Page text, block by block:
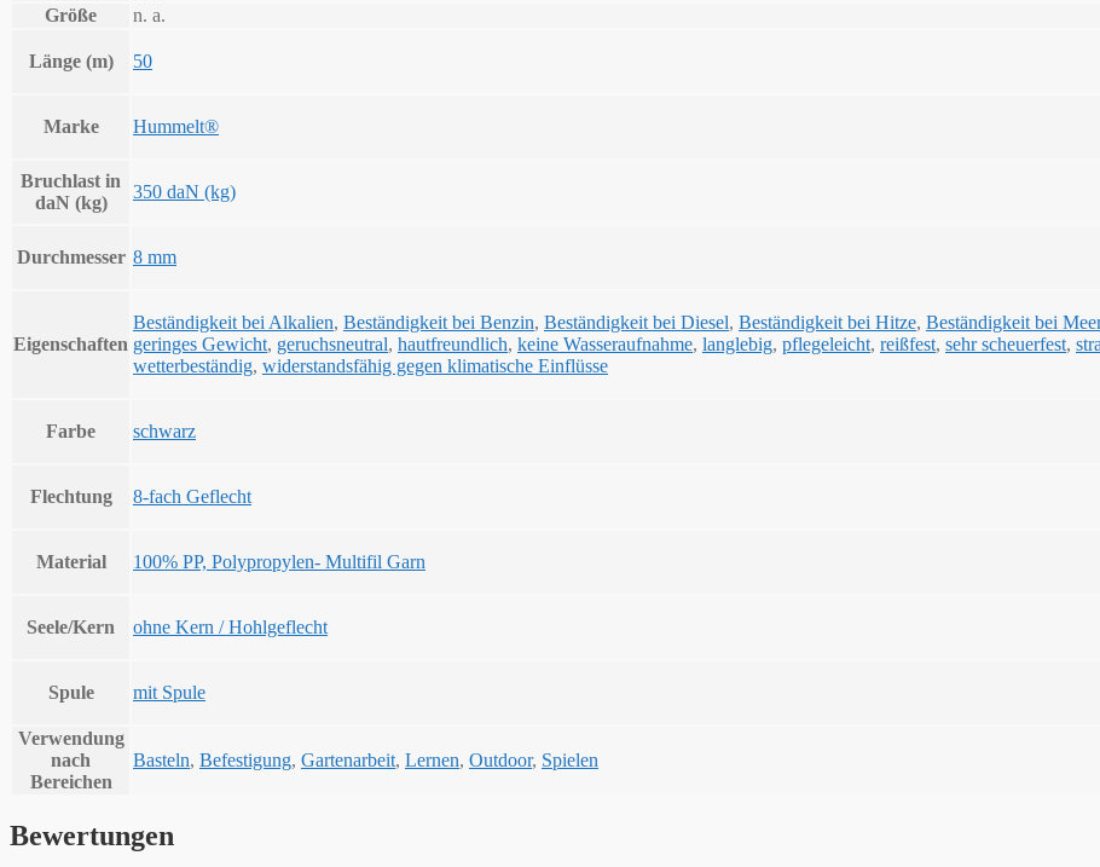
Größe
n. a.
Länge (m) 50
Marke Hummelt®
Bruchlast in
daN (kg)
350 daN (kg)
Durchmesser 8 mm
Eigenschaften
Beständigkeit bei Alkalien, Beständigkeit bei Benzin, Beständigkeit bei Diesel, Beständigkeit bei Hitze, Beständigkeit bei
geringes Gewicht, geruchsneutral, hautfreundlich, keine Wasseraufnahme, langlebig, pflegeleicht, reißfest, sehr scheuerfest,
wetterbeständig, widerstandsfähig gegen klimatische Einflüsse
Farbe schwarz
Flechtung 8-fach Geflecht
Material 100% PP, Polypropylen- Multifil Garn
Seele/Kern ohne Kern / Hohlgeflecht
Spule mit Spule
Verwendung
nach
Bereichen
Basteln, Befestigung, Gartenarbeit, Lernen, Outdoor, Spielen
Bewertungen